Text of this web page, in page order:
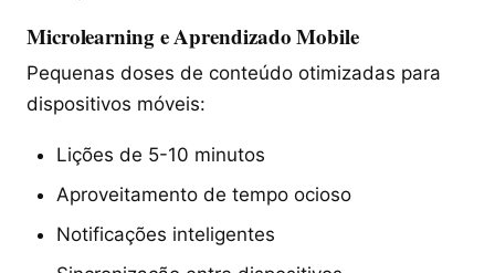
Microlearning e Aprendizado Mobile
Pequenas doses de conteúdo otimizadas para
dispositivos móveis:
Lições de 5-10 minutos
Aproveitamento de tempo ocioso
Notificações inteligentes